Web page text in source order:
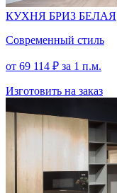
КУХНЯ БРИЗ БЕЛАЯ
Современный стиль
от 69 114 ₽ за 1 п.м.
Изготовить на заказ